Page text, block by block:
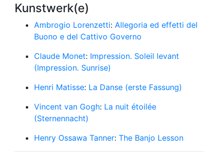
Kunstwerk(e)
Ambrogio Lorenzetti: Allegoria ed effetti del
Buono e del Cattivo Governo
Claude Monet: Impression. Soleil levant
(Impression. Sunrise)
Henri Matisse: La Danse (erste Fassung)
Vincent van Gogh: La nuit étoilée
(Sternennacht)
Henry Ossawa Tanner: The Banjo Lesson